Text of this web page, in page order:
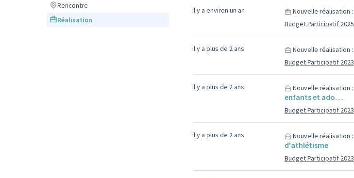
Rencontre
Rencontre
Réalisation
Réalisation
il y a environ un an Nouvelle réalisation :
Budget Participatif 2025
il y a plus de 2 ans Nouvelle réalisation :
Budget Participatif 2023
il y a plus de 2 ans Nouvelle réalisation :
enfants et ado…
Budget Participatif 2023
il y a plus de 2 ans Nouvelle réalisation :
d'athlétisme
Budget Participatif 2023